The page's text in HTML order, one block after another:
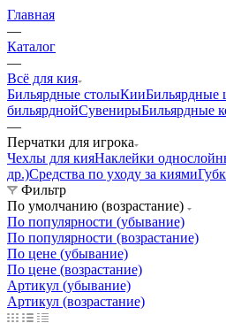
Главная
—
Каталог
—
Всё для кия
Бильярдные столыКииБильярдные
бильярднойСувенирыБильярдные
—
Перчатки для игрока
Чехлы для кияНаклейки
др.)Средства по уходу за киями
Фильтр
По умолчанию (возрастание)
По популярности (убывание)
По популярности (возрастание)
По цене (убывание)
По цене (возрастание)
Артикул (убывание)
Артикул (возрастание)